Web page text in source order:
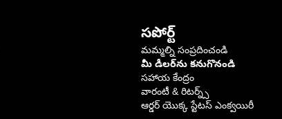
సపోర్ట్
మమ్మల్ని సంప్రదించండి
మీ డీలర్‌ను కనుగొనండి
సహాయ కేంద్రం
వారంటీ & రిటర్న్స్
ఆర్డర్ యొక్క స్టేటస్ ఎంక్వయిరీ